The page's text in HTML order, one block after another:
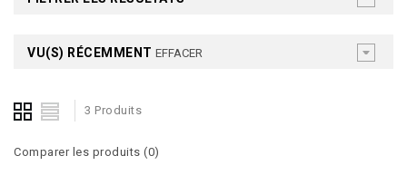
VU(S) RÉCEMMENT EFFACER
3 Produits
Comparer les produits (0)